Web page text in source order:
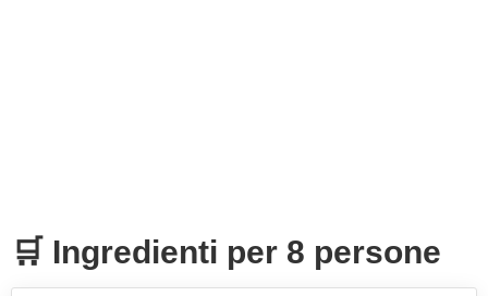
🛒 Ingredienti per 8 persone